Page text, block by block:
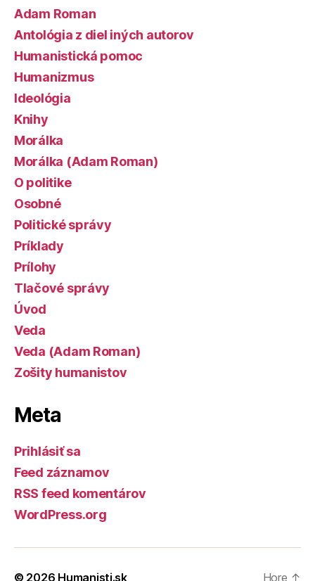
Adam Roman
Antológia z diel iných autorov
Humanistická pomoc
Humanizmus
Ideológia
Knihy
Morálka
Morálka (Adam Roman)
O politike
Osobné
Politické správy
Príklady
Prílohy
Tlačové správy
Úvod
Veda
Veda (Adam Roman)
Zošity humanistov
Meta
Prihlásiť sa
Feed záznamov
RSS feed komentárov
WordPress.org
© 2026 Humanisti.sk Hore ↑